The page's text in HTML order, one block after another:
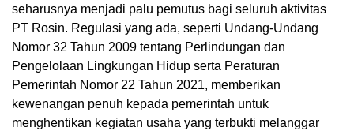
seharusnya menjadi palu pemutus bagi seluruh aktivitas
PT Rosin. Regulasi yang ada, seperti Undang-Undang
Nomor 32 Tahun 2009 tentang Perlindungan dan
Pengelolaan Lingkungan Hidup serta Peraturan
Pemerintah Nomor 22 Tahun 2021, memberikan
kewenangan penuh kepada pemerintah untuk
menghentikan kegiatan usaha yang terbukti melanggar